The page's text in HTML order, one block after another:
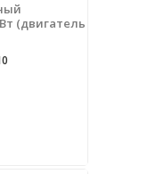
(двигатель